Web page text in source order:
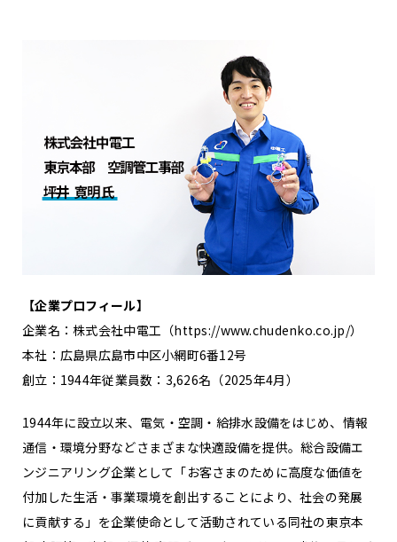
【企業プロフィール】
企業名：株式会社中電工（https://www.chudenko.co.jp/）
本社：広島県広島市中区小網町6番12号
創立：1944年従業員数：3,626名（2025年4月）
1944年に設立以来、電気・空調・給排水設備をはじめ、情報
通信・環境分野などさまざまな快適設備を提供。総合設備エ
ンジニアリング企業として「お客さまのために高度な価値を
付加した生活・事業環境を創出することにより、社会の発展
に貢献する」を企業使命として活動されている同社の東京本